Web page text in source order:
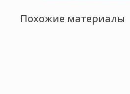
Похожие материалы